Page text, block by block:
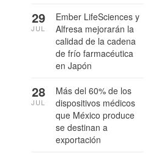
Ember LifeSciences y
Alfresa mejorarán la
calidad de la cadena
de frío farmacéutica
en Japón
29
JUL
Más del 60% de los
dispositivos médicos
que México produce
se destinan a
exportación
28
JUL